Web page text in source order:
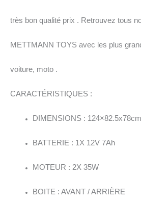
très bon qualité prix . Retrouvez tous
METTMANN TOYS avec les plus
voiture, moto .
CARACTÉRISTIQUES :
DIMENSIONS : 124×82.5x78cm
BATTERIE : 1X 12V 7Ah
MOTEUR : 2X 35W
BOITE : AVANT / ARRIÈRE